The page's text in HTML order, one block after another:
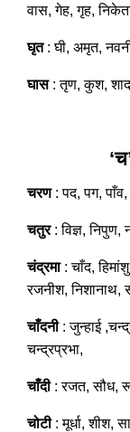
वास, गेह, गृह,
घृत: घी, अमृत,
घास: तृण, कुश, शाद
चरण: पद, पग, पाँव,
चतुर: विज्ञ, निपुण,
चंद्रमा: चाँद,
रजनीश, निशानाथ,
चाँदनी: जुन्हाई
चन्द्रप्रभा,
चाँदी: रजत, सौध,
चोटी: मूर्धा, शीश,